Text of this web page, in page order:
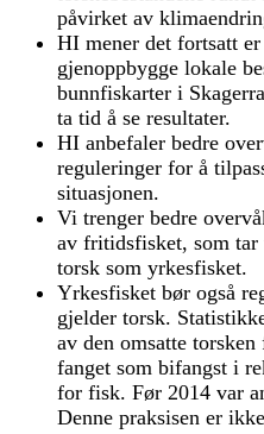
påvirket av
HI mener det fortsatt
gjenoppbygge lokale
bunnfiskarter i
ta tid å se resultater.
HI anbefaler bedre
reguleringer for å
situasjonen.
Vi trenger bedre
av fritidsfisket, som tar
torsk som yrkesfisket.
Yrkesfisket bør også
gjelder torsk.
av den omsatte
fanget som bifangst i
for fisk. Før 2014 var
Denne praksisen er